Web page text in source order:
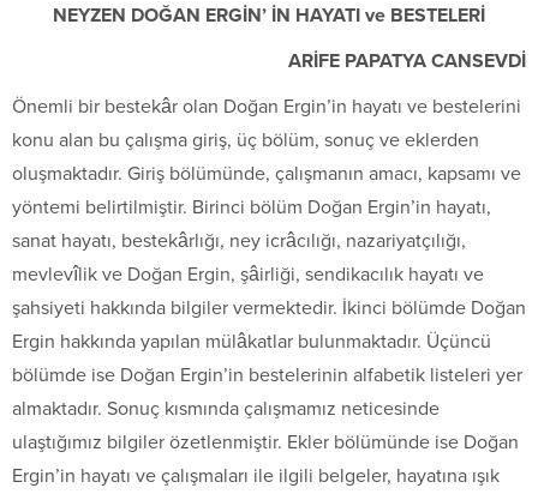
NEYZEN DOĞAN ERGİN’ İN HAYATI ve BESTELERİ
ARİFE PAPATYA CANSEVDİ
Önemli bir bestekâr olan Doğan Ergin’in hayatı ve bestelerini
konu alan bu çalışma giriş, üç bölüm, sonuç ve eklerden
oluşmaktadır. Giriş bölümünde, çalışmanın amacı, kapsamı ve
yöntemi belirtilmiştir. Birinci bölüm Doğan Ergin’in hayatı,
sanat hayatı, bestekârlığı, ney icrâcılığı, nazariyatçılığı,
mevlevîlik ve Doğan Ergin, şâirliği, sendikacılık hayatı ve
şahsiyeti hakkında bilgiler vermektedir. İkinci bölümde Doğan
Ergin hakkında yapılan mülâkatlar bulunmaktadır. Üçüncü
bölümde ise Doğan Ergin’in bestelerinin alfabetik listeleri yer
almaktadır. Sonuç kısmında çalışmamız neticesinde
ulaştığımız bilgiler özetlenmiştir. Ekler bölümünde ise Doğan
Ergin’in hayatı ve çalışmaları ile ilgili belgeler, hayatına ışık